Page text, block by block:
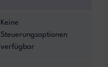
Keine
Steuerungsoptionen
verfügbar